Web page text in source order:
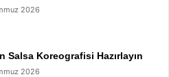
2026
Salsa Koreografisi Hazırlayın
2026